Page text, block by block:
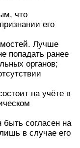
что
его
Лучше
попадать ранее
органов;
на учёте в
согласен на
в случае его